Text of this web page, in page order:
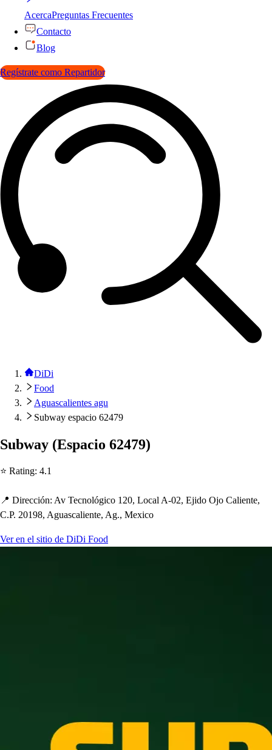
AcercaPreguntas Frecuentes
Contacto
Blog
Regístrate como Repartidor
DiDi
Food
Aguascalientes agu
Subway espacio 62479
Subway (Espacio 62479)
⭐ Rating: 4.1
📍 Dirección: Av Tecnológico 120, Local A-02, Ejido Ojo Caliente,
C.P. 20198, Aguascaliente, Ag., Mexico
Ver en el sitio de DiDi Food